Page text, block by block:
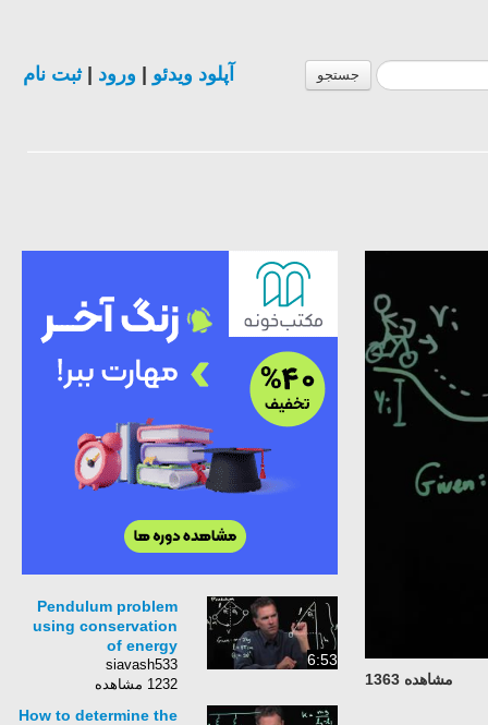
جستجو آپلود ویدئو ورود |ثبت نام
مشاهده 1363
6:53
Pendulum problem
using conservation
of energy
siavash533
1232 مشاهده
How to determine the